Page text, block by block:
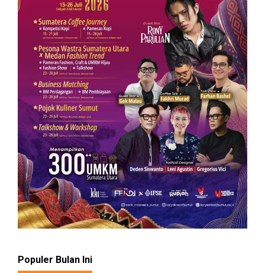
Populer Bulan Ini